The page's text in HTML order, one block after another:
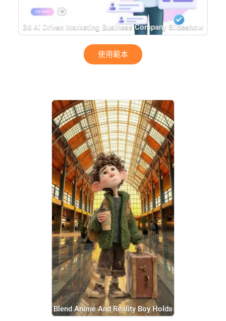
3d Ai Driven Marketing Business Company Slideshow
使用範本
Blend Anime And Reality Boy Holds